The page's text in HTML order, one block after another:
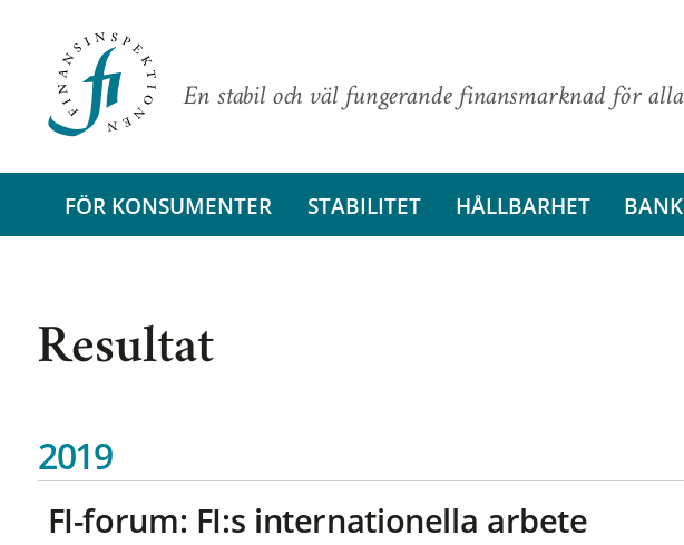
En stabil och väl fungerande finansmarknad för alla
FÖR KONSUMENTER STABILITET HÅLLBARHET BANK
Resultat
2019
FI-forum: FI:s internationella arbete